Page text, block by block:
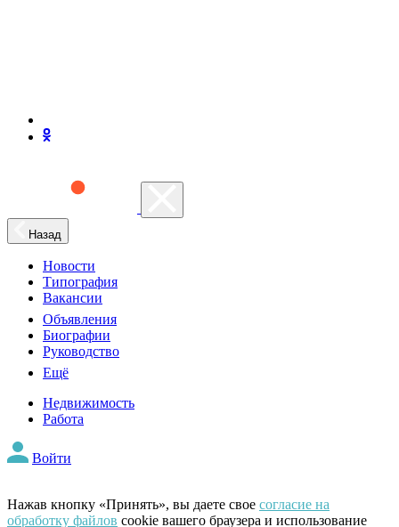
Назад
Новости
Типография
Вакансии
Объявления
Биографии
Руководство
Ещё
Недвижимость
Работа
Войти
Нажав кнопку «Принять», вы даете свое согласие на
обработку файлов cookie вашего браузера и использование